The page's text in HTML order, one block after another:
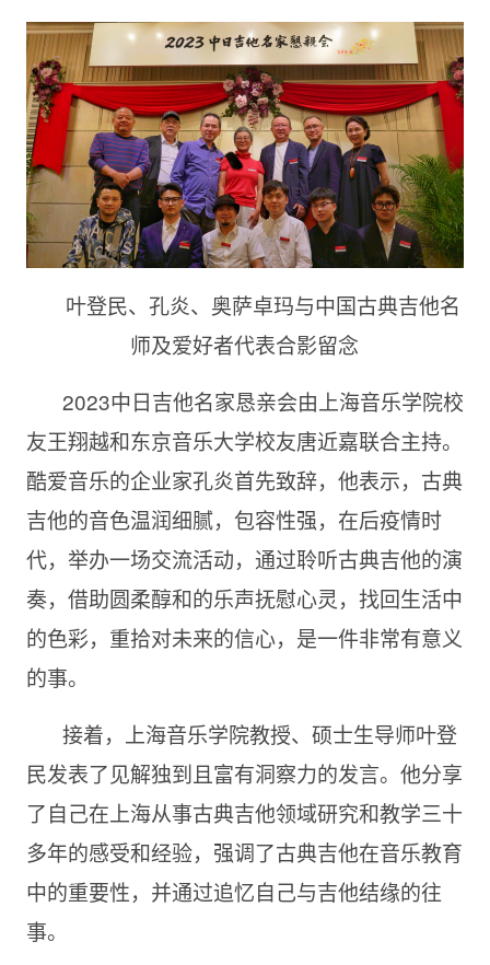
叶登民、孔炎、奥萨卓玛与中国古典吉他名
师及爱好者代表合影留念
2023中日吉他名家恳亲会由上海音乐学院校
友王翔越和东京音乐大学校友唐近嘉联合主持。
酷爱音乐的企业家孔炎首先致辞，他表示，古典
吉他的音色温润细腻，包容性强，在后疫情时
代，举办一场交流活动，通过聆听古典吉他的演
奏，借助圆柔醇和的乐声抚慰心灵，找回生活中
的色彩，重拾对未来的信心，是一件非常有意义
的事。
接着，上海音乐学院教授、硕士生导师叶登
⺠发表了见解独到且富有洞察力的发言。他分享
了自己在上海从事古典吉他领域研究和教学三十
多年的感受和经验，强调了古典吉他在音乐教育
中的重要性，并通过追忆自己与吉他结缘的往
事。